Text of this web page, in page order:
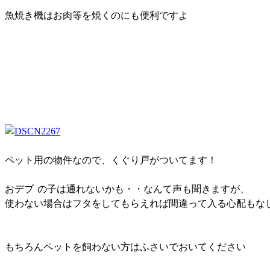
魚焼き機はお肉等を焼くのにも便利ですよ
ペット用の物件なので、くぐり戸がついてます！
おデブ の子は通れないかも・・なんて声も聞きますが、
使わない場合はフタをしてもらえれば間違って入る心配もな
もちろんペットを飼わない方はふさいでおいてください